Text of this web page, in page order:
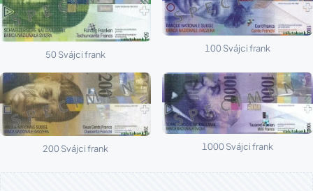
50 Svájci frank
100 Svájci frank
200 Svájci frank 1000 Svájci frank